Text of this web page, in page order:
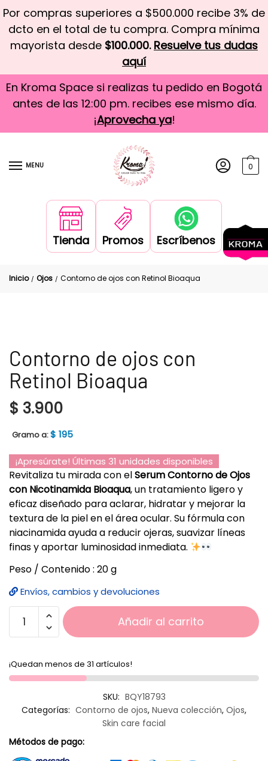
Por compras superiores a $500.000 recibe 3% de
dcto en el total de tu compra. Compra mínima
mayorista desde $100.000. Resuelve tus dudas
aquí
En Kroma Space si realizas tu pedido en Bogotá
antes de las 12:00 pm. recibes ese mismo día.
¡Aprovecha ya!
MENU 0
Tienda Promos Escríbenos
Inicio / Ojos / Contorno de ojos con Retinol Bioaqua
Contorno de ojos con
Retinol Bioaqua
$ 3.900
Gramo a:$ 195
¡Apresúrate! Últimas 31 unidades disponibles
Revitaliza tu mirada con elSerum Contorno de Ojos
con Nicotinamida Bioaqua, un tratamiento ligero y
eficaz diseñado para aclarar, hidratar y mejorar la
textura de la piel en el área ocular. Su fórmula con
niacinamida ayuda a reducir ojeras, suavizar líneas
finas y aportar luminosidad inmediata.
Peso / Contenido : 20 g
Envíos, cambios y devoluciones
Añadir al carrito
¡Quedan menos de 31 artículos!
SKU: BQY18793
Categorías: Contorno de ojos, Nueva colección, Ojos,
Skin care facial
Métodos de pago: